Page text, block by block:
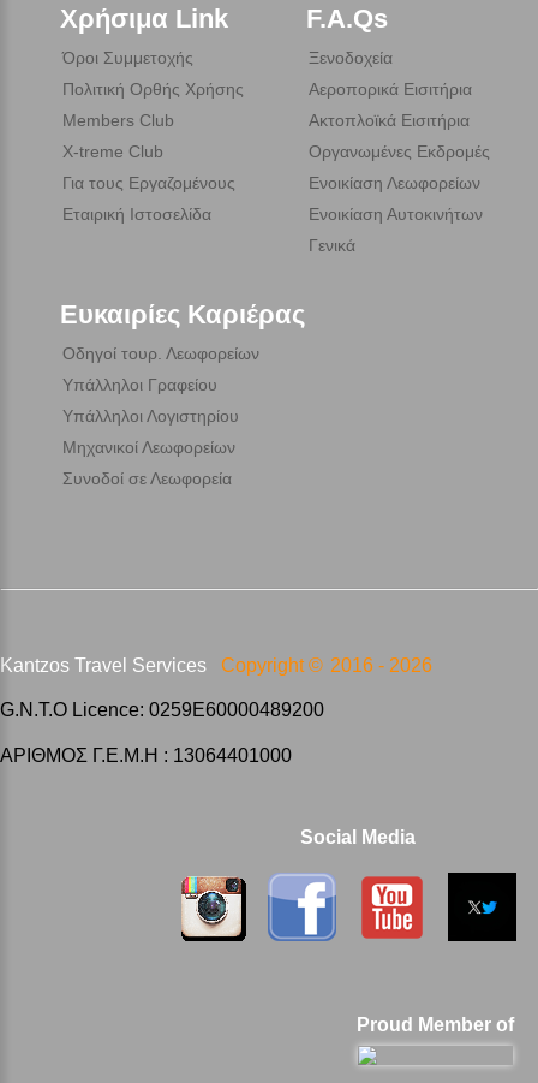
Χρήσιμα Link
Όροι Συμμετοχής
Πολιτική Ορθής Χρήσης
Members Club
X-treme Club
Για τους Εργαζομένους
Εταιρική Ιστοσελίδα
F.A.Qs
Ξενοδοχεία
Αεροπορικά Εισιτήρια
Ακτοπλοϊκά Εισιτήρια
Οργανωμένες Εκδρομές
Ενοικίαση Λεωφορείων
Ενοικίαση Αυτοκινήτων
Γενικά
Ευκαιρίες Καριέρας
Οδηγοί τουρ. Λεωφορείων
Υπάλληλοι Γραφείου
Υπάλληλοι Λογιστηρίου
Μηχανικοί Λεωφορείων
Συνοδοί σε Λεωφορεία
Kantzos Travel Services Copyright © 2016 - 2026
G.N.T.O Licence: 0259E60000489200
ΑΡΙΘΜΟΣ Γ.Ε.Μ.Η : 13064401000
Social Media
Proud Member of